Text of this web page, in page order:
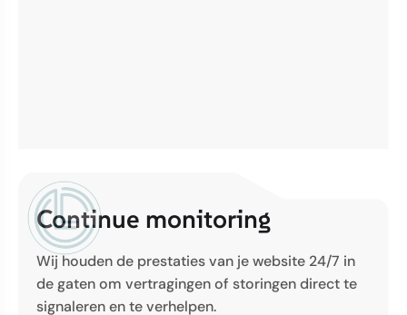
Continue monitoring
Wij houden de prestaties van je website 24/7 in
de gaten om vertragingen of storingen direct te
signaleren en te verhelpen.